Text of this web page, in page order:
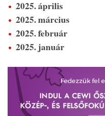
2025. április
2025. március
2025. február
2025. január